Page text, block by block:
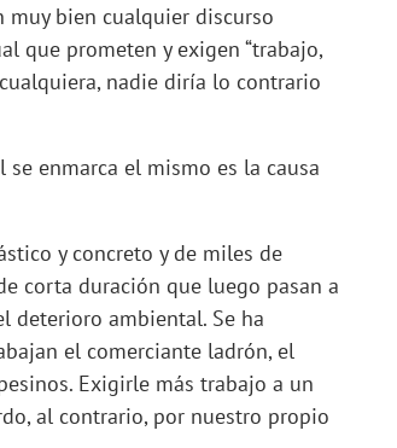
bien cualquier discurso
que prometen y exigen “trabajo,
nadie diría lo contrario
enmarca el mismo es la causa
y concreto y de miles de
corta duración que luego pasan a
deterioro ambiental. Se ha
el comerciante ladrón, el
Exigirle más trabajo a un
al contrario, por nuestro propio